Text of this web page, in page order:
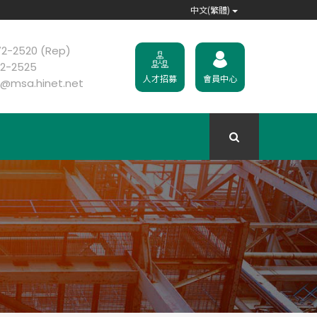
中文(繁體)
2520 (Rep)
2525
會員中心
人才招募